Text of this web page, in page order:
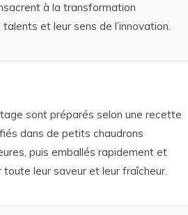
à la transformation
et leur sens de l’innovation.
sont préparés selon une recette
dans de petits chaudrons
puis emballés rapidement et
leur saveur et leur fraîcheur.